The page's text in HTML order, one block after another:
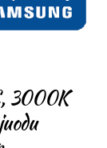
3000K